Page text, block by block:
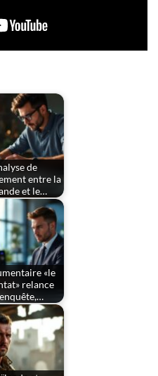
de
entre la
et le…
«le
relance